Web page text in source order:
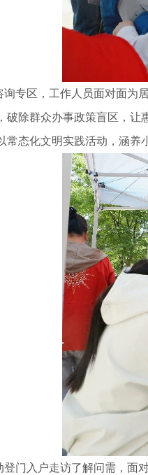
区，工作人员面对面为居
破除群众办事政策盲区，
常态化文明实践活动，涵养
入户走访了解问需，面对